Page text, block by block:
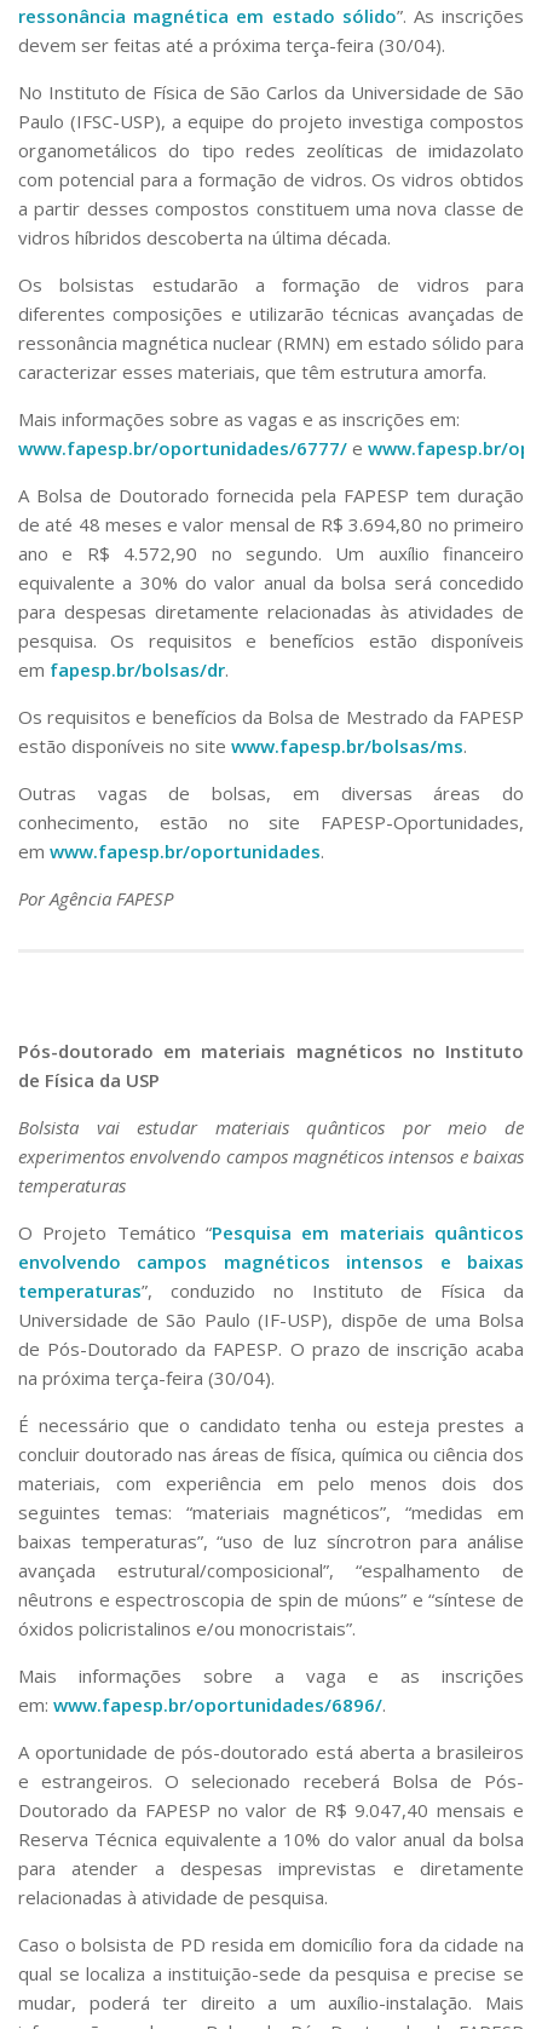
ressonância magnética em estado sólido”. As inscrições
devem ser feitas até a próxima terça-feira (30/04).
No Instituto de Física de São Carlos da Universidade de São
Paulo (IFSC-USP), a equipe do projeto investiga compostos
organometálicos do tipo redes zeolíticas de imidazolato
com potencial para a formação de vidros. Os vidros obtidos
a partir desses compostos constituem uma nova classe de
vidros híbridos descoberta na última década.
Os bolsistas estudarão a formação de vidros para
diferentes composições e utilizarão técnicas avançadas de
ressonância magnética nuclear (RMN) em estado sólido para
caracterizar esses materiais, que têm estrutura amorfa.
Mais informações sobre as vagas e as inscrições em:
www.fapesp.br/oportunidades/6777/ e www.fapesp.br/
A Bolsa de Doutorado fornecida pela FAPESP tem duração
de até 48 meses e valor mensal de R$ 3.694,80 no primeiro
ano e R$ 4.572,90 no segundo. Um auxílio financeiro
equivalente a 30% do valor anual da bolsa será concedido
para despesas diretamente relacionadas às atividades de
pesquisa. Os requisitos e benefícios estão disponíveis
em fapesp.br/bolsas/dr.
Os requisitos e benefícios da Bolsa de Mestrado da FAPESP
estão disponíveis no site www.fapesp.br/bolsas/ms.
Outras vagas de bolsas, em diversas áreas do
conhecimento, estão no site FAPESP-Oportunidades,
em www.fapesp.br/oportunidades.
Por Agência FAPESP
Pós-doutorado em materiais magnéticos no Instituto
de Física da USP
Bolsista vai estudar materiais quânticos por meio de
experimentos envolvendo campos magnéticos intensos e baixas
temperaturas
O Projeto Temático “Pesquisa em materiais quânticos
envolvendo campos magnéticos intensos e baixas
temperaturas”, conduzido no Instituto de Física da
Universidade de São Paulo (IF-USP), dispõe de uma Bolsa
de Pós-Doutorado da FAPESP. O prazo de inscrição acaba
na próxima terça-feira (30/04).
É necessário que o candidato tenha ou esteja prestes a
concluir doutorado nas áreas de física, química ou ciência dos
materiais, com experiência em pelo menos dois dos
seguintes temas: “materiais magnéticos”, “medidas em
baixas temperaturas”, “uso de luz síncrotron para análise
avançada estrutural/composicional”, “espalhamento de
nêutrons e espectroscopia de spin de múons” e “síntese de
óxidos policristalinos e/ou monocristais”.
Mais informações sobre a vaga e as inscrições
em: www.fapesp.br/oportunidades/6896/.
A oportunidade de pós-doutorado está aberta a brasileiros
e estrangeiros. O selecionado receberá Bolsa de Pós-
Doutorado da FAPESP no valor de R$ 9.047,40 mensais e
Reserva Técnica equivalente a 10% do valor anual da bolsa
para atender a despesas imprevistas e diretamente
relacionadas à atividade de pesquisa.
Caso o bolsista de PD resida em domicílio fora da cidade na
qual se localiza a instituição-sede da pesquisa e precise se
mudar, poderá ter direito a um auxílio-instalação. Mais